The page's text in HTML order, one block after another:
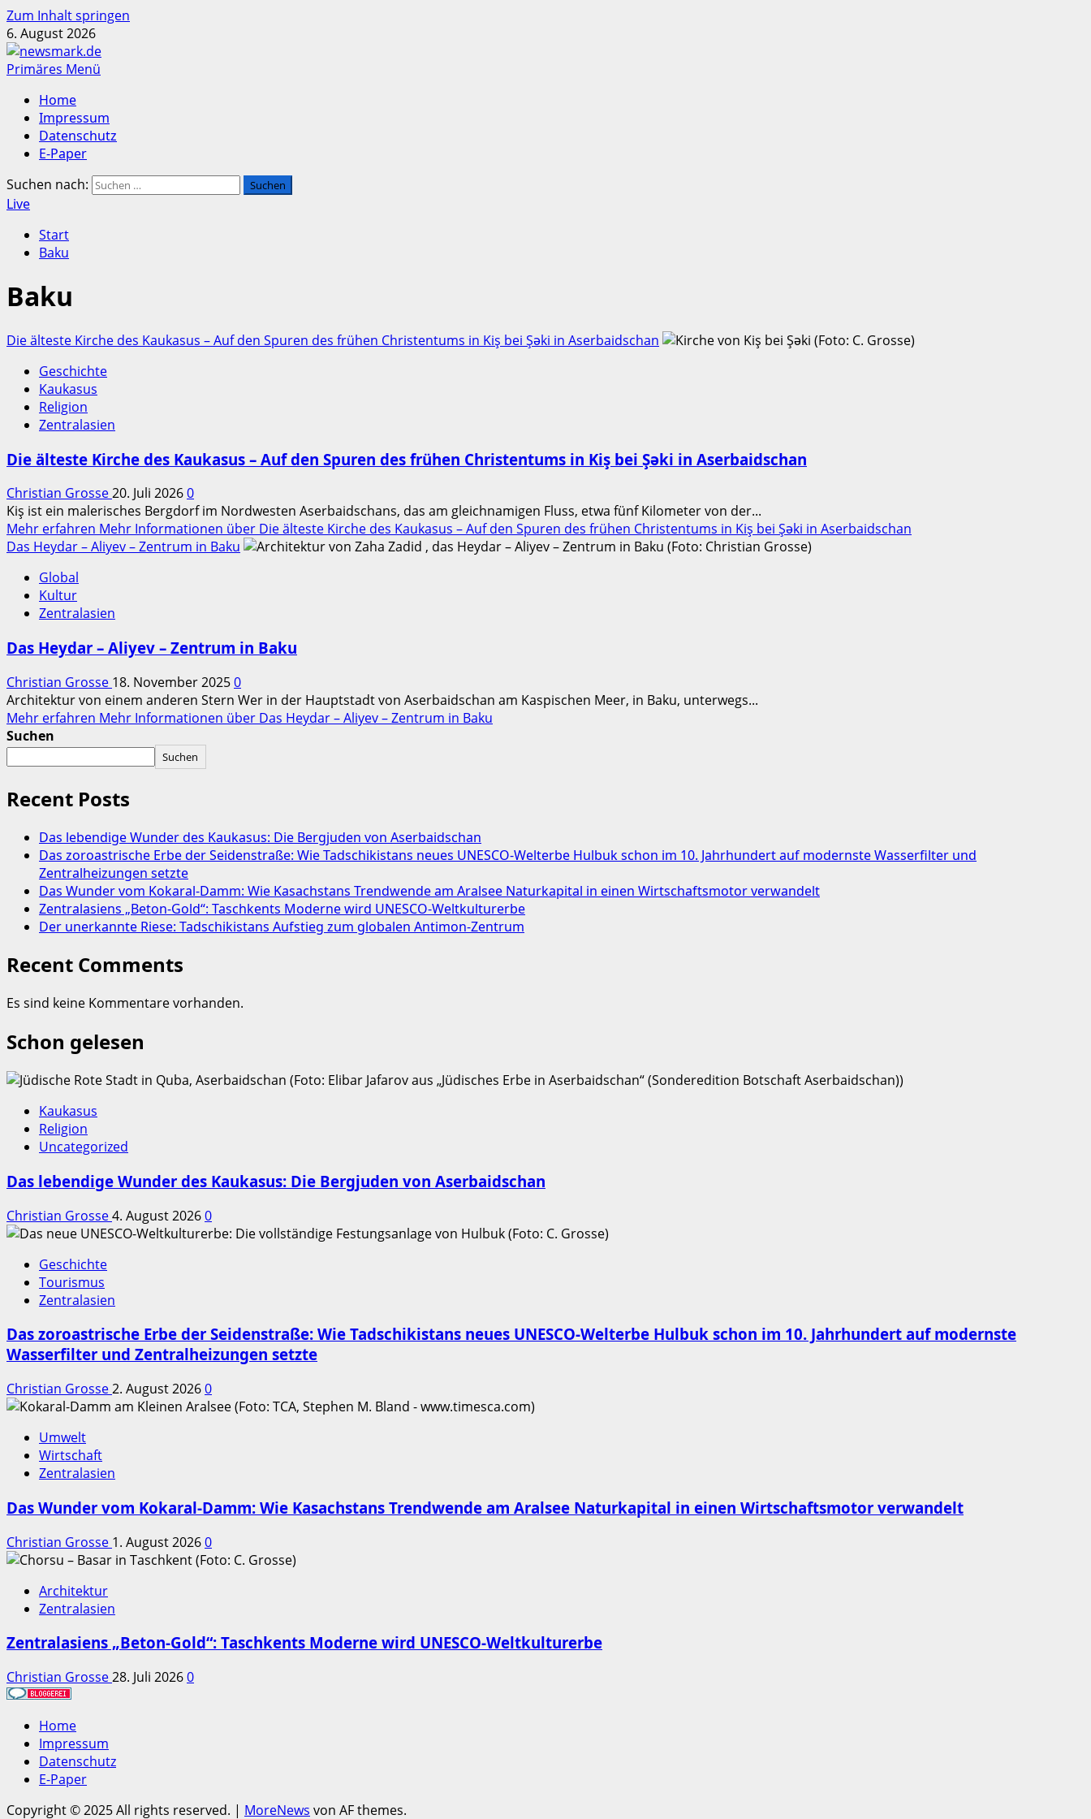
Zum Inhalt springen
6. August 2026
Primäres Menü
Home
Impressum
Datenschutz
E-Paper
Suchen nach:
Live
Start
Baku
Baku
Die älteste Kirche des Kaukasus – Auf den Spuren des frühen Christentums in Kiş bei Şəki in Aserbaidschan
Geschichte
Kaukasus
Religion
Zentralasien
Die älteste Kirche des Kaukasus – Auf den Spuren des frühen Christentums in Kiş bei Şəki in Aserbaidschan
Christian Grosse20. Juli 20260
Kiş ist ein malerisches Bergdorf im Nordwesten Aserbaidschans, das am gleichnamigen Fluss, etwa fünf Kilometer von der...
Mehr erfahren Mehr Informationen über Die älteste Kirche des Kaukasus – Auf den Spuren des frühen Christentums in Kiş bei Şəki in Aserbaidschan
Das Heydar – Aliyev – Zentrum in Baku
Global
Kultur
Zentralasien
Das Heydar – Aliyev – Zentrum in Baku
Christian Grosse 18. November 20250
Architektur von einem anderen Stern Wer in der Hauptstadt von Aserbaidschan am Kaspischen Meer, in Baku, unterwegs...
Mehr erfahren Mehr Informationen über Das Heydar – Aliyev – Zentrum in Baku
Suchen
Suchen
Recent Posts
Das lebendige Wunder des Kaukasus: Die Bergjuden von Aserbaidschan
Das zoroastrische Erbe der Seidenstraße: Wie Tadschikistans neues UNESCO-Welterbe Hulbuk schon im 10. Jahrhundert auf modernste Wasserfilter und
Zentralheizungen setzte
Das Wunder vom Kokaral-Damm: Wie Kasachstans Trendwende am Aralsee Naturkapital in einen Wirtschaftsmotor verwandelt
Zentralasiens „Beton-Gold“: Taschkents Moderne wird UNESCO-Weltkulturerbe
Der unerkannte Riese: Tadschikistans Aufstieg zum globalen Antimon-Zentrum
Recent Comments
Es sind keine Kommentare vorhanden.
Schon gelesen
Kaukasus
Religion
Uncategorized
Das lebendige Wunder des Kaukasus: Die Bergjuden von Aserbaidschan
Christian Grosse4. August 20260
Geschichte
Tourismus
Zentralasien
Das zoroastrische Erbe der Seidenstraße: Wie Tadschikistans neues UNESCO-Welterbe Hulbuk schon im 10. Jahrhundert auf modernste
Wasserfilter und Zentralheizungen setzte
Christian Grosse2. August 20260
Umwelt
Wirtschaft
Zentralasien
Das Wunder vom Kokaral-Damm: Wie Kasachstans Trendwende am Aralsee Naturkapital in einen Wirtschaftsmotor verwandelt
Christian Grosse 1. August 20260
Architektur
Zentralasien
Zentralasiens „Beton-Gold“: Taschkents Moderne wird UNESCO-Weltkulturerbe
Christian Grosse28. Juli 20260
Home
Impressum
Datenschutz
E-Paper
Copyright © 2025 All rights reserved. | MoreNews von AF themes.